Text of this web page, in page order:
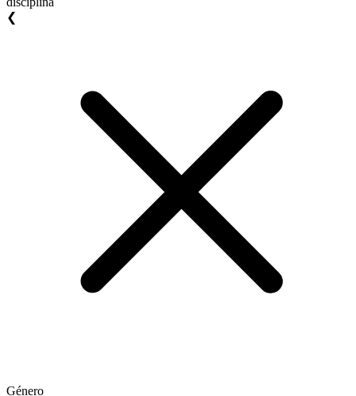
❮
Género